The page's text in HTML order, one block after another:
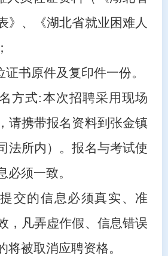
》、《湖北省就业困难人
证书原件及复印件一份。
方式:本次招聘采用现场
请携带报名资料到张金镇
法所内）。报名与考试使
必须一致。
交的信息必须真实、准
，凡弄虚作假、信息错误
将被取消应聘资格。